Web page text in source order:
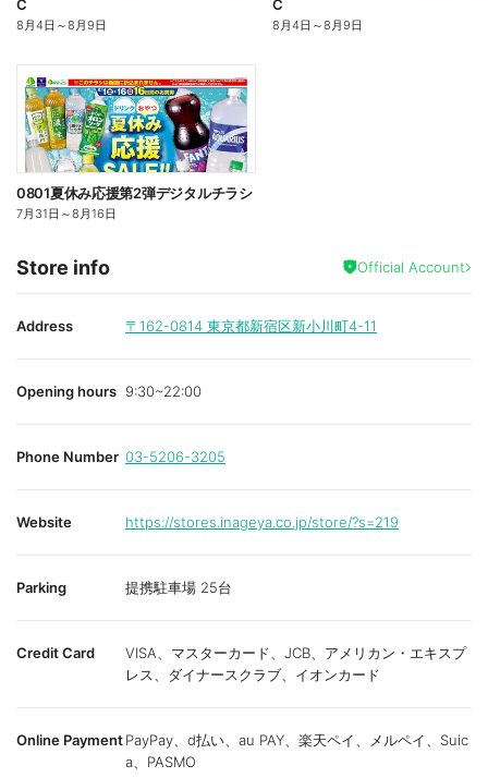
C
8月4日 ～8月9日
C
8月4日 ～8月9日
0801夏休み応援第2弾デジタルチラシ
7月31日 ～8月16日
Store info Official Account
Address 〒162-0814 東京都新宿区新小川町4-11
Opening hours 9:30~22:00
Phone Number 03-5206-3205
Website https://stores.inageya.co.jp/store/?s=219
Parking 提携駐車場 25台
Credit Card
VISA、マスターカード、JCB、アメリカン・エキスプ
レス、ダイナースクラブ、イオンカード
Online PaymentPayPay、d払い、au PAY、楽天ペイ、メルペイ、Suic
a、PASMO